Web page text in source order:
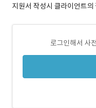
지원서 작성시 클라이언트의
로그인해서 사